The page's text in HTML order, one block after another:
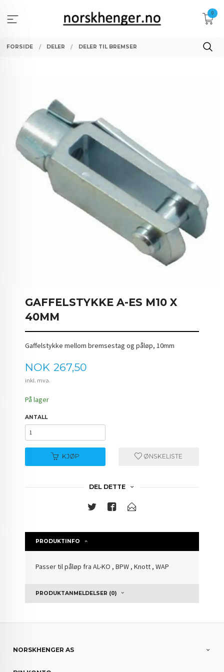
innholdet
0
FORSIDE DELER DELER TIL BREMSER
GAFFELSTYKKE A-ES M10 X
40MM
Gaffelstykke mellom bremsestag og påløp, 10mm
Pris
NOK 267,50
inkl. mva.
På lager
ANTALL
KJØP ØNSKELISTE
DEL DETTE
PRODUKTINFO
Passer til påløp fra AL-KO , BPW , Knott , WAP
PRODUKTANMELDELSER (0)
NORSKHENGER AS